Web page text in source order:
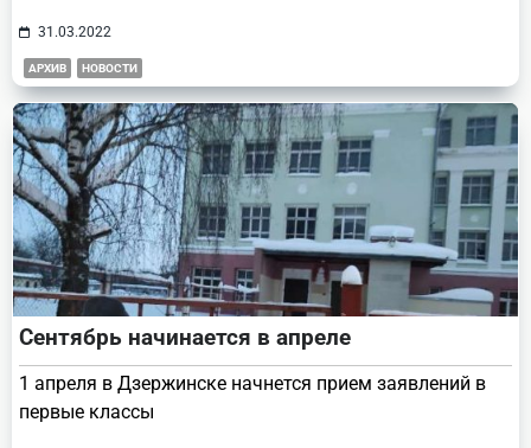
31.03.2022
АРХИВ НОВОСТИ
Сентябрь начинается в апреле
1 апреля в Дзержинске начнется прием заявлений в
первые классы